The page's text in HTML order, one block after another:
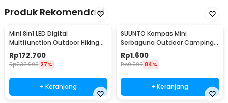
Produk Rekomendasi
Mini 8in1 LED Digital
Multifunction Outdoor Hiking
Camping Compass - RV77
Rp172.700
Rp233.900 27%
+ Keranjang
SUUNTO Kompas Mini
Serbaguna Outdoor Camping
Hiking for Watch Strap
Rp1.600
Rp9.900 84%
+ Keranjang